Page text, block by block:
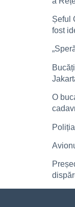
Șeful
fost
O